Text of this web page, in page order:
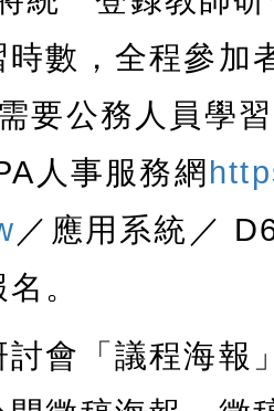
時數，全程參加
要公務人員學
人事服務網
／應用系統／
。
討會「議程海報